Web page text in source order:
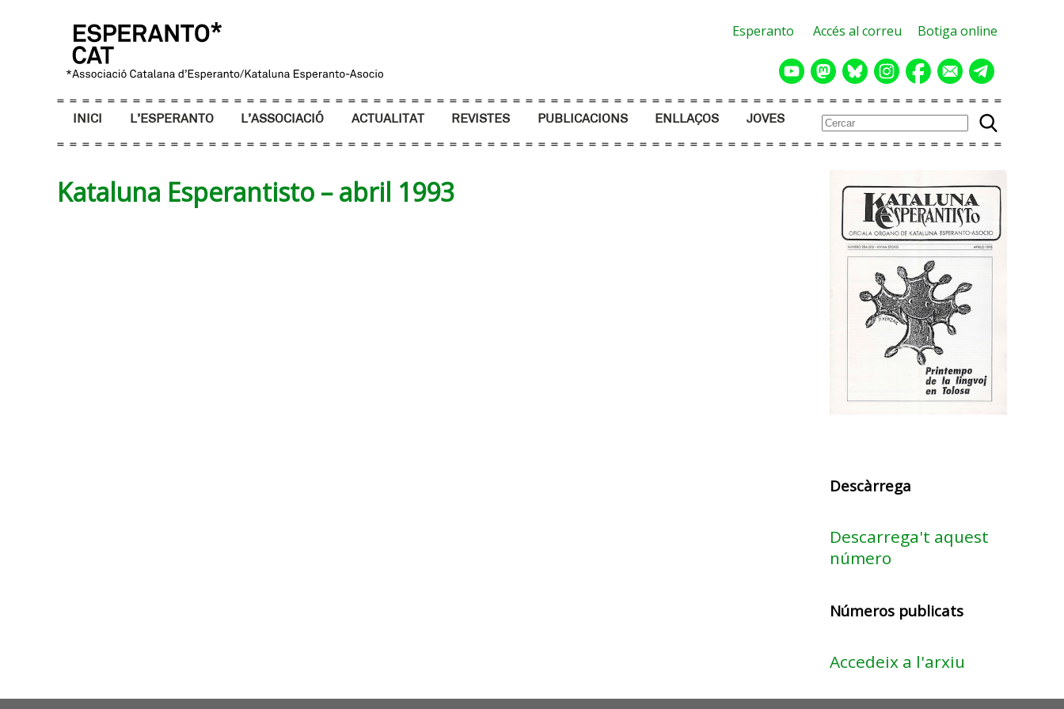
Esperanto Accés al correu Botiga online
INICI L’ESPERANTO L’ASSOCIACIÓ ACTUALITAT REVISTES PUBLICACIONS ENLLAÇOS JOVES
Kataluna Esperantisto – abril 1993
Descàrrega
Descarrega't aquest
número
Números publicats
Accedeix a l'arxiu